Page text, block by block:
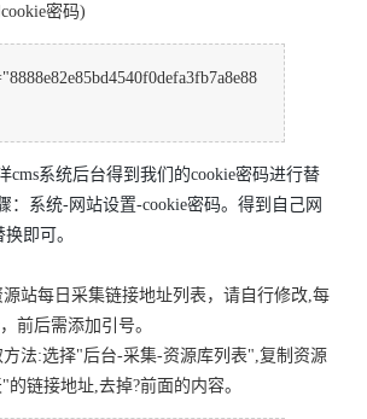
密码)
cms系统后台得到我们的cookie密码进行替
：系统-网站设置-cookie密码。得到自己网
即可。
站每日采集链接地址列表，请自行修改,每
前后需添加引号。
法:选择"后台-采集-资源库列表",复制资源
链接地址,去掉?前面的内容。